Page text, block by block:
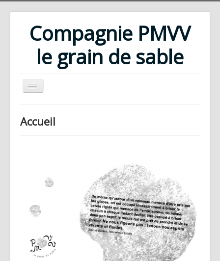
Compagnie PMVV
le grain de sable
Compagnie
Ateliers
Téléchargements
Partenaires | Liens
Presse | Archives
Accueil